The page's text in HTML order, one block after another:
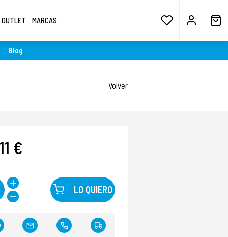
Blog
OUTLET MARCAS
Volver
€
LO QUIERO